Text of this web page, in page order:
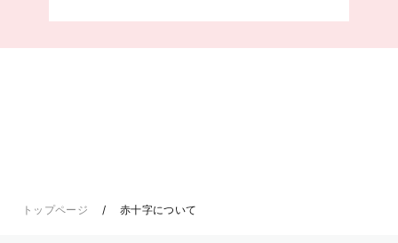
トップページ 赤十字について